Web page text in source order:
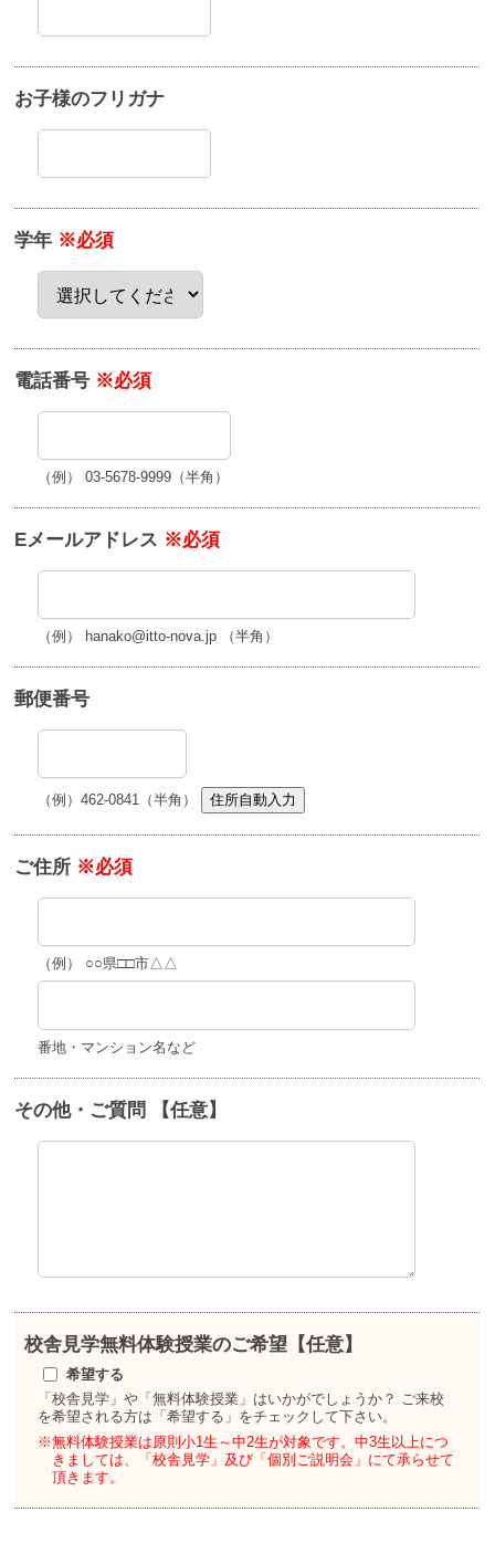
お子様のフリガナ
学年 ※必須
電話番号 ※必須
（例） 03-5678-9999（半角）
Eメールアドレス ※必須
（例） hanako@itto-nova.jp （半角）
郵便番号
（例）462-0841（半角） 住所自動入力
ご住所 ※必須
（例） ○○県□□市△△
番地・マンション名など
その他・ご質問 【任意】
校舎見学無料体験授業のご希望【任意】
希望する
「校舎見学」や「無料体験授業」はいかがでしょうか？ ご来校
を希望される方は「希望する」をチェックして下さい。
※無料体験授業は原則小1生～中2生が対象です。中3生以上につ
きましては、「校舎見学」及び「個別ご説明会」にて承らせて
頂きます。